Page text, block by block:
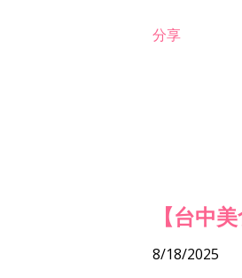
分享
【台中
8/18/2025